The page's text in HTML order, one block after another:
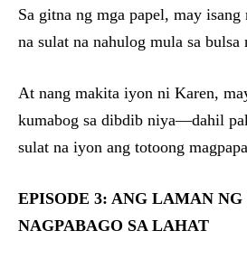
Sa gitna ng mga papel, may
na sulat na nahulog mula sa bulsa
At nang makita iyon ni Karen,
kumabog sa dibdib niya—dahil
sulat na iyon ang totoong
EPISODE 3: ANG LAMAN NG
NAGPABAGO SA LAHAT